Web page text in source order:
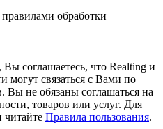
правилами обработки
соглашаетесь, что Realting и
могут связаться с Вами по
Вы не обязаны соглашаться на
товаров или услуг. Для
Правила пользования.